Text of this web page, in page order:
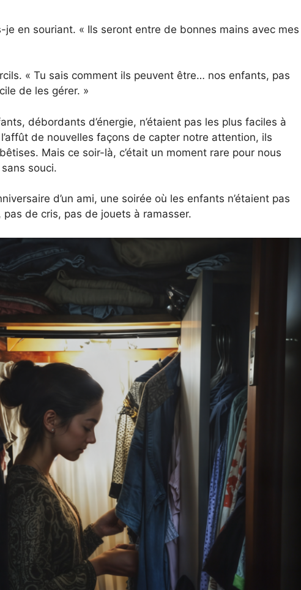
je en souriant. « Ils seront entre de bonnes mains avec mes
« Tu sais comment ils peuvent être… nos enfants, pas
de les gérer. »
débordants d’énergie, n’étaient pas les plus faciles à
de nouvelles façons de capter notre attention, ils
Mais ce soir-là, c’était un moment rare pour nous
souci.
d’un ami, une soirée où les enfants n’étaient pas
de cris, pas de jouets à ramasser.